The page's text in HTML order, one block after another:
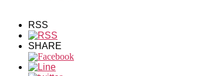
RSS
SHARE